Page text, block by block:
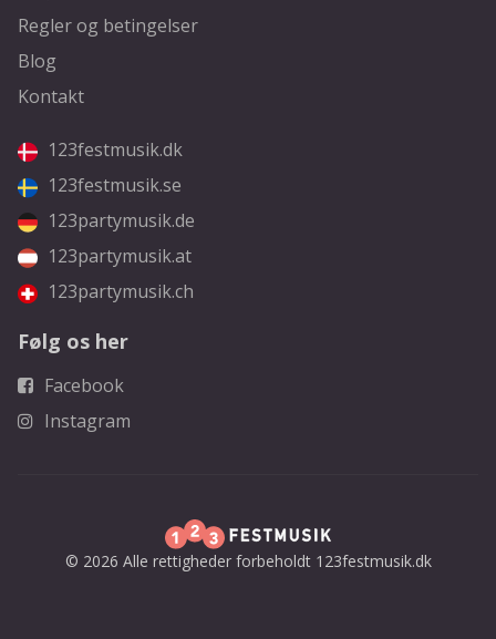
Regler og betingelser
Blog
Kontakt
123festmusik.dk
123festmusik.se
123partymusik.de
123partymusik.at
123partymusik.ch
Følg os her
Facebook
Instagram
© 2026 Alle rettigheder forbeholdt 123festmusik.dk